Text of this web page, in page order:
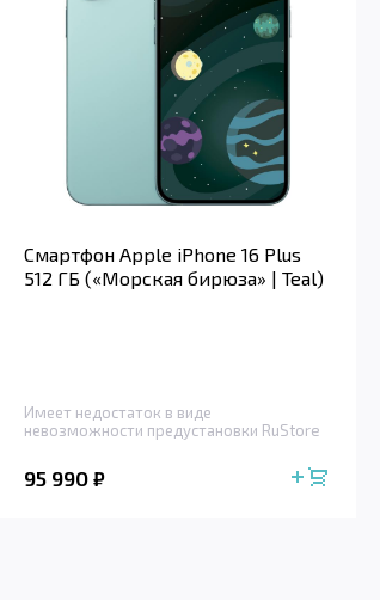
Смартфон Apple iPhone 16 Plus
512 ГБ («Морская бирюза» | Teal)
Имеет недостаток в виде
невозможности предустановки RuStore
95 990 ₽